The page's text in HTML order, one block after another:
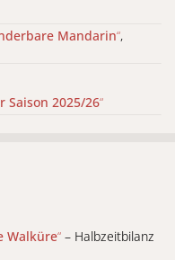
Mandarin“,
Saison 2025/26“
Walküre“ – Halbzeitbilanz